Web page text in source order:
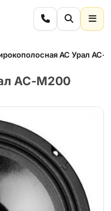
АС Урал АС-
АС-М200